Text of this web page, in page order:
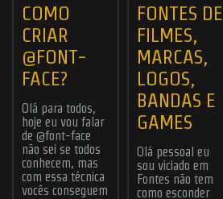
COMO
CRIAR
@FONT-
FACE?
Olá para todos,
hoje eu vou falar
de @font-face
não sei se todos
conhecem, mas
com essa técnica
vocês conseguem
FONTES DE
FILMES,
MARCAS,
LOGOS,
BANDAS E
GAMES
Olá pessoal eu
sou viciado em
Fontes não tem
como esconder